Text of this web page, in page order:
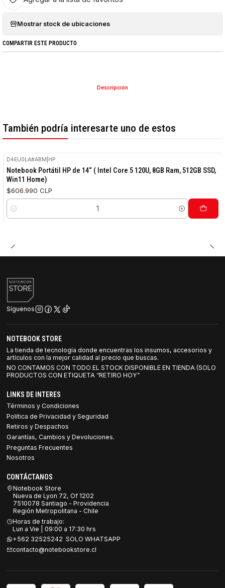
Mostrar stock de ubicaciones
COMPARTIR ESTE PRODUCTO
Descripción
También podría interesarte uno de estos
D4EU0LA#ABM HP
Notebook Portátil HP de 14“ ( Intel Core 5 120U, 8GB Ram, 512GB SSD,
Win11 Home)
$606.990 CLP
Cantidad
Síguenos
NOTEBOOK STORE
La tienda de tecnología donde encuentras los insumos, accesorios y
artículos con la mejor calidad al precio que buscas.
NO CONTAMOS CON TODO EL STOCK DISPONIBLE EN TIENDA (SOLO
PRODUCTOS CON ETIQUETA “RETIRO HOY”
LINKS DE INTERES
Términos y Condiciones
Política de Privacidad y Seguridad
Retiros y Despachos
Garantías, Cambios y Devoluciones.
Preguntas Frecuentes
Nosotros
CONTÁCTANOS
Notebook Store
Nueva de Lyon 72, Of 1202
7510078 Santiago - Providencia
Región Metropolitana - Chile
Horas de trabajo:
Lun a Vie | 09:00 a 17:30 hrs
+562 32525242 SOLO WHATSAPP
contacto@notebookstore.cl